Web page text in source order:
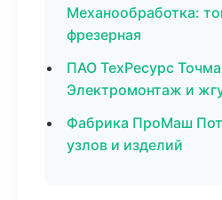
Механообработка:
фрезерная
ПАО ТехРесурс
Электромонтаж и
Фабрика ПроМаш
узлов и изделий